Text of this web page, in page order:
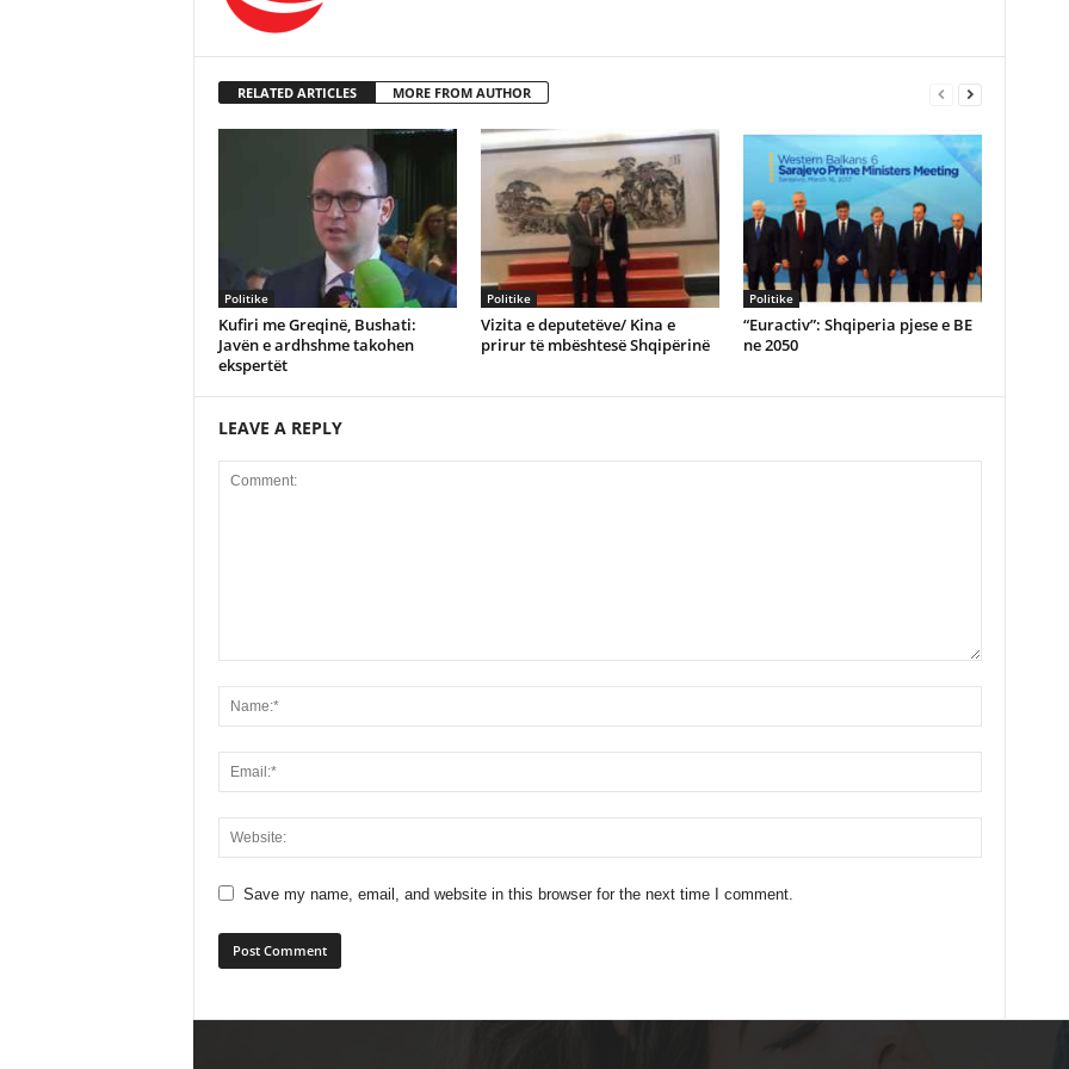
RELATED ARTICLES MORE FROM AUTHOR
Politike
Kufiri me Greqinë, Bushati:
Javën e ardhshme takohen
ekspertët
Politike
Vizita e deputetëve/ Kina e
prirur të mbështesë Shqipërinë
Politike
“Euractiv”: Shqiperia pjese e BE
ne 2050
LEAVE A REPLY
Save my name, email, and website in this browser for the next time I comment.